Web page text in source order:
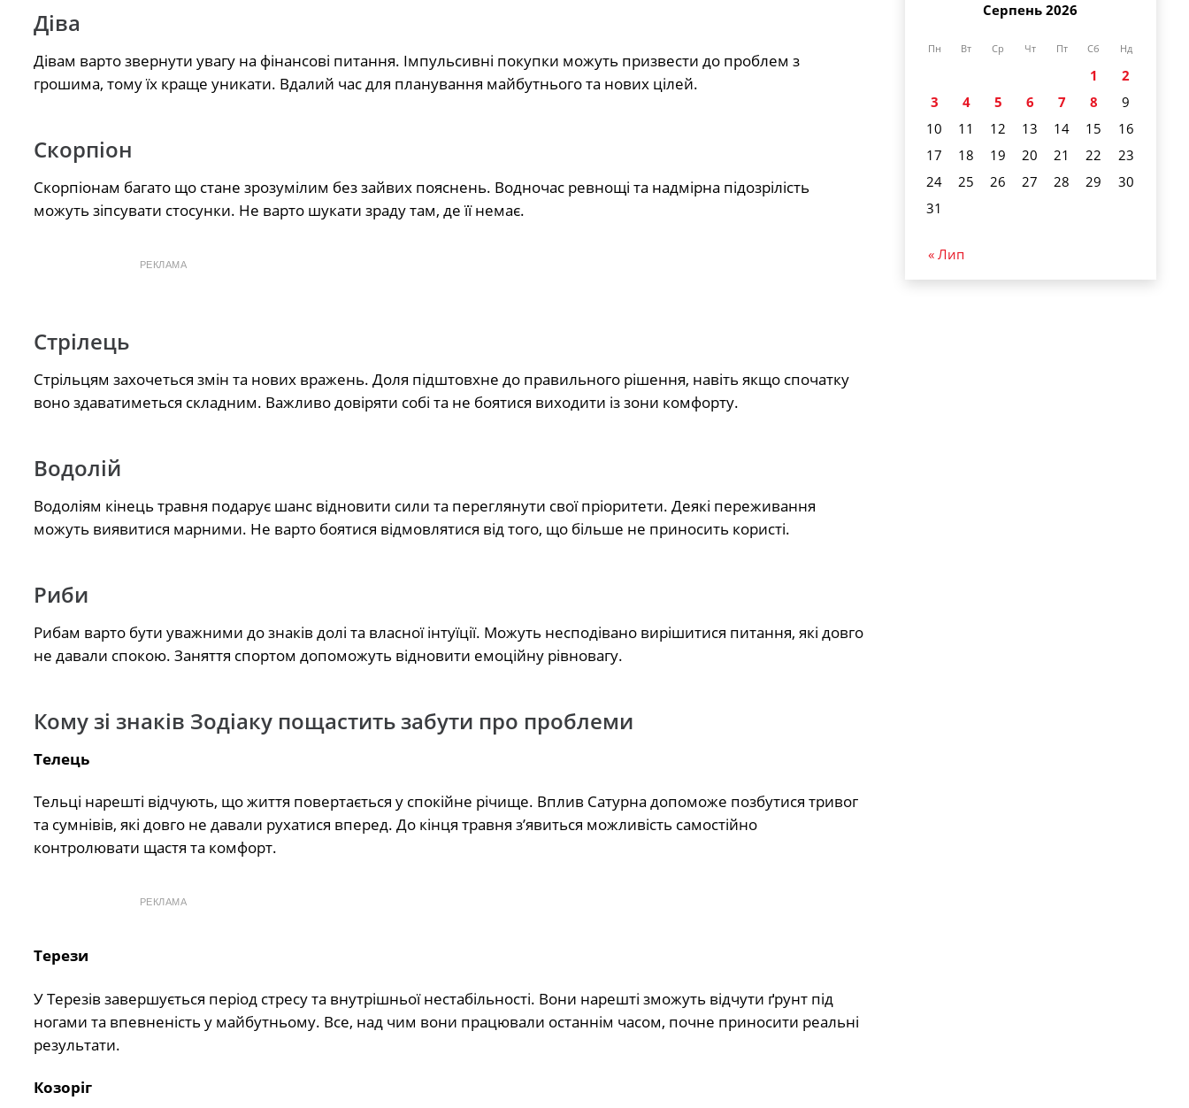
Діва
Дівам варто звернути увагу на фінансові питання. Імпульсивні покупки можуть призвести до проблем з
грошима, тому їх краще уникати. Вдалий час для планування майбутнього та нових цілей.
Скорпіон
Скорпіонам багато що стане зрозумілим без зайвих пояснень. Водночас ревнощі та надмірна підозрілість
можуть зіпсувати стосунки. Не варто шукати зраду там, де її немає.
РЕКЛАМА
Стрілець
Стрільцям захочеться змін та нових вражень. Доля підштовхне до правильного рішення, навіть якщо спочатку
воно здаватиметься складним. Важливо довіряти собі та не боятися виходити із зони комфорту.
Водолій
Водоліям кінець травня подарує шанс відновити сили та переглянути свої пріоритети. Деякі переживання
можуть виявитися марними. Не варто боятися відмовлятися від того, що більше не приносить користі.
Риби
Рибам варто бути уважними до знаків долі та власної інтуїції. Можуть несподівано вирішитися питання, які довго
не давали спокою. Заняття спортом допоможуть відновити емоційну рівновагу.
Кому зі знаків Зодіаку пощастить забути про проблеми
Телець
Тельці нарешті відчують, що життя повертається у спокійне річище. Вплив Сатурна допоможе позбутися тривог
та сумнівів, які довго не давали рухатися вперед. До кінця травня з’явиться можливість самостійно
контролювати щастя та комфорт.
РЕКЛАМА
Терези
У Терезів завершується період стресу та внутрішньої нестабільності. Вони нарешті зможуть відчути ґрунт під
ногами та впевненість у майбутньому. Все, над чим вони працювали останнім часом, почне приносити реальні
результати.
Козоріг
Серпень 2026
Пн Вт Ср Чт Пт Сб Нд
1
2
3
4 5 6 7 8
9
10
11 12 13 14 15
16
17
18 19 20 21 22
23
24
25 26 27 28 29
30
31
« Лип